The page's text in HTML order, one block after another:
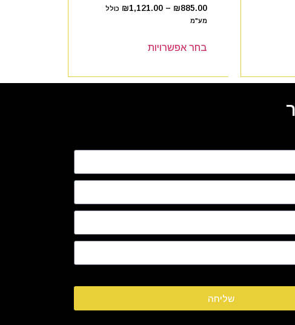
₪885.00
–
₪1,121.00
כולל
מע"מ
בחר אפשרויות
שליחה